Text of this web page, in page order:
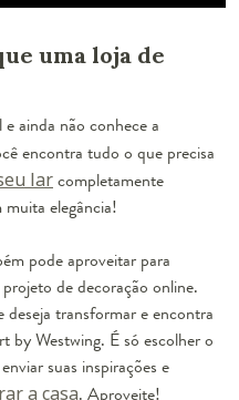
uma loja de
ainda não conhece a
encontra tudo o que precisa
larcompletamente
elegância!
pode aproveitar para
de decoração online.
deseja transformar e encontra
by Westwing. É só escolher o
suas inspirações e
a casa. Aproveite!